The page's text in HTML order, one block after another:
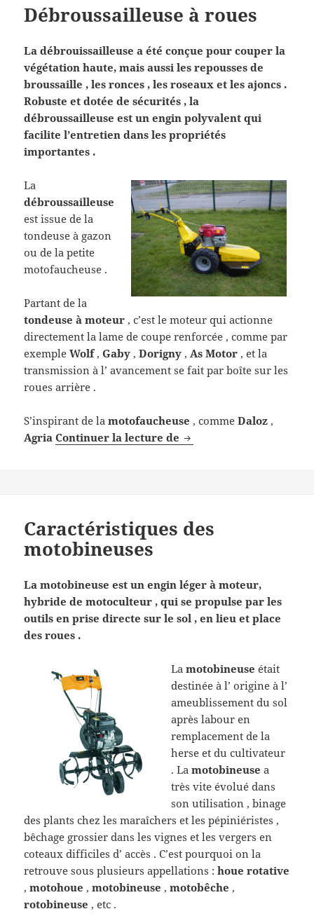
Débroussailleuse à roues
La débrouissailleuse a été conçue pour couper la
végétation haute, mais aussi les repousses de
broussaille , les ronces , les roseaux et les ajoncs .
Robuste et dotée de sécurités , la
débroussailleuse est un engin polyvalent qui
facilite l’entretien dans les propriétés
importantes .
La
débroussailleuse
est issue de la
tondeuse à gazon
ou de la petite
motofaucheuse .
Partant de la
tondeuse à moteur , c’est le moteur qui actionne
directement la lame de coupe renforcée , comme par
exempleWolf ,Gaby ,Dorigny , As Motor , et la
transmission à l’ avancement se fait par boîte sur les
roues arrière .
S’inspirant de lamotofaucheuse , commeDaloz ,
AgriaContinuer la lecture de Débroussailleuse à
Caractéristiques des
motobineuses
La motobineuse est un engin léger à moteur,
hybride de motoculteur , qui se propulse par les
outils en prise directe sur le sol , en lieu et place
des roues .
Lamotobineuseétait
destinée à l’ origine à l’
ameublissement du sol
après labour en
remplacement de la
herse et du cultivateur
. Lamotobineusea
très vite évolué dans
son utilisation , binage
des plants chez les maraîchers et les pépiniéristes ,
bêchage grossier dans les vignes et les vergers en
coteaux difficiles d’ accès . C’est pourquoi on la
retrouve sous plusieurs appellations :houe rotative
,motohoue ,motobineuse ,motobêche ,
rotobineuse , etc .